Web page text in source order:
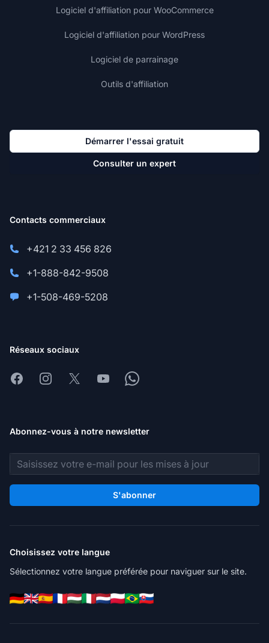
Logiciel d'affiliation pour WooCommerce
Logiciel d'affiliation pour WordPress
Logiciel de parrainage
Outils d'affiliation
Démarrer l'essai gratuit
Consulter un expert
Contacts commerciaux
+421 2 33 456 826
+1-888-842-9508
+1-508-469-5208
Réseaux sociaux
FacebookInstagram
X YoutubeWhatsapp
Abonnez-vous à notre newsletter
Adresse e-mail
S'abonner
Choisissez votre langue
Sélectionnez votre langue préférée pour naviguer sur le site.